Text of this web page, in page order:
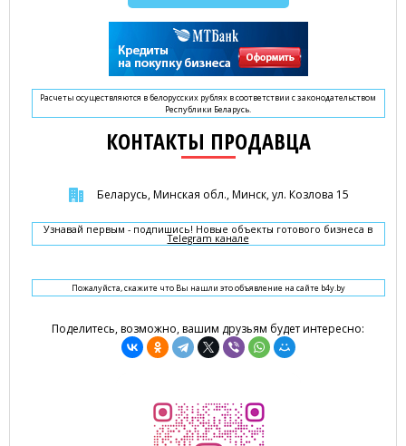
Расчеты осуществляются в белорусских рублях в соответствии с законодательством
Республики Беларусь.
КОНТАКТЫ ПРОДАВЦА
Беларусь, Минская обл., Минск, ул. Козлова 15
Узнавай первым - подпишись! Новые объекты готового бизнеса в
Telegram канале
Пожалуйста, скажите что Вы нашли это объявление на сайте b4y.by
Поделитесь, возможно, вашим друзьям будет интересно: